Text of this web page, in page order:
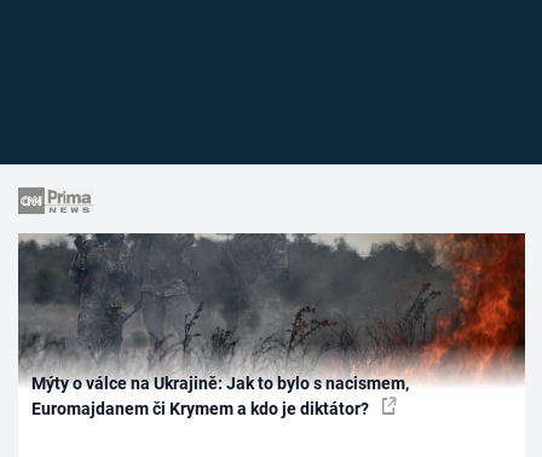
Mýty o válce na Ukrajině: Jak to bylo s nacismem,
Euromajdanem či Krymem a kdo je diktátor?